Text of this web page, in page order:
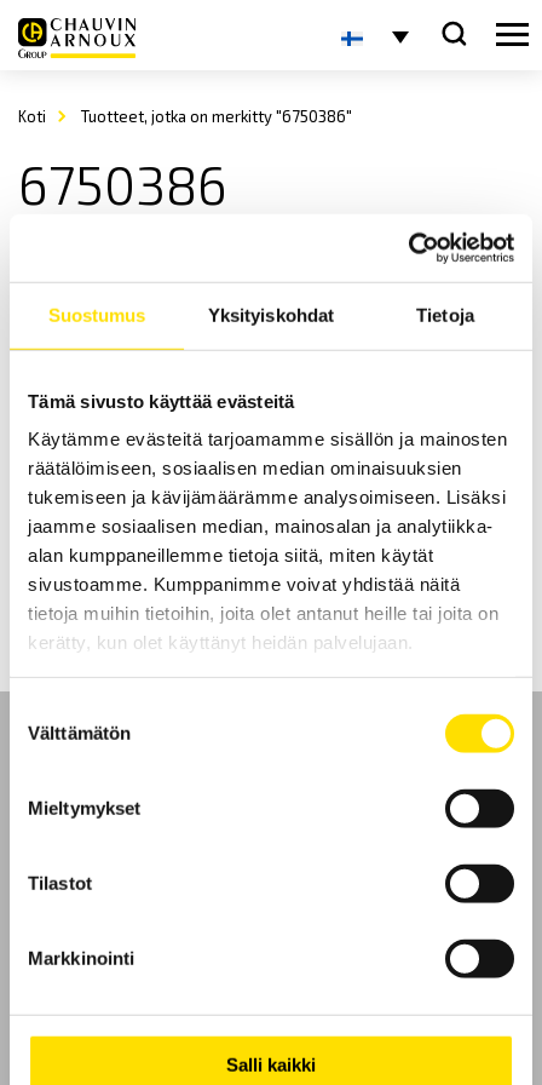
Suostumus Yksityiskohdat Tietoja
Tämä sivusto käyttää evästeitä
Käytämme evästeitä tarjoamamme sisällön ja mainosten
räätälöimiseen, sosiaalisen median ominaisuuksien
tukemiseen ja kävijämäärämme analysoimiseen. Lisäksi
jaamme sosiaalisen median, mainosalan ja analytiikka-
alan kumppaneillemme tietoja siitä, miten käytät
sivustoamme. Kumppanimme voivat yhdistää näitä
tietoja muihin tietoihin, joita olet antanut heille tai joita on
kerätty, kun olet käyttänyt heidän palvelujaan.
valinta
Välttämätön
Mieltymykset
Tilastot
Markkinointi
Salli kaikki
Koti Tuotteet, jotka on merkitty "6750386"
6750386
CA6612 ja CA6611 Vaihejärjestyksen tarkastukseen
sekä moottorin testaukseen
Vaihejärjestyksen ilmaisin ilmoittaa vaihejärjestykseen liittyvät
LUE LISÄÄ
GDPR
Evästeet